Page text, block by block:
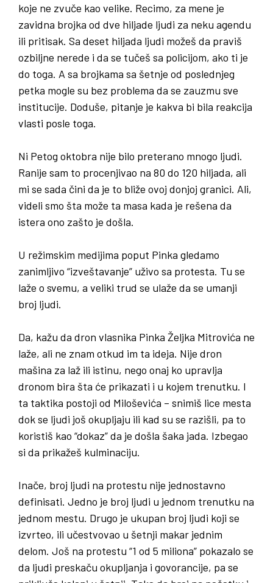
koje ne zvuče kao velike. Recimo, za mene je
zavidna brojka od dve hiljade ljudi za neku agendu
ili pritisak. Sa deset hiljada ljudi možeš da praviš
ozbiljne nerede i da se tučeš sa policijom, ako ti je
do toga. A sa brojkama sa šetnje od poslednjeg
petka mogle su bez problema da se zauzmu sve
institucije. Doduše, pitanje je kakva bi bila reakcija
vlasti posle toga.
Ni Petog oktobra nije bilo preterano mnogo ljudi.
Ranije sam to procenjivao na 80 do 120 hiljada, ali
mi se sada čini da je to bliže ovoj donjoj granici. Ali,
videli smo šta može ta masa kada je rešena da
istera ono zašto je došla.
U režimskim medijima poput Pinka gledamo
zanimljivo “izveštavanje” uživo sa protesta. Tu se
laže o svemu, a veliki trud se ulaže da se umanji
broj ljudi.
Da, kažu da dron vlasnika Pinka Željka Mitrovića ne
laže, ali ne znam otkud im ta ideja. Nije dron
mašina za laž ili istinu, nego onaj ko upravlja
dronom bira šta će prikazati i u kojem trenutku. I
ta taktika postoji od Miloševića – snimiš lice mesta
dok se ljudi još okupljaju ili kad su se razišli, pa to
koristiš kao “dokaz” da je došla šaka jada. Izbegao
si da prikažeš kulminaciju.
Inače, broj ljudi na protestu nije jednostavno
definisati. Jedno je broj ljudi u jednom trenutku na
jednom mestu. Drugo je ukupan broj ljudi koji se
izvrteo, ili učestvovao u šetnji makar jednim
delom. Još na protestu “1 od 5 miliona” pokazalo se
da ljudi preskaču okupljanja i govorancije, pa se